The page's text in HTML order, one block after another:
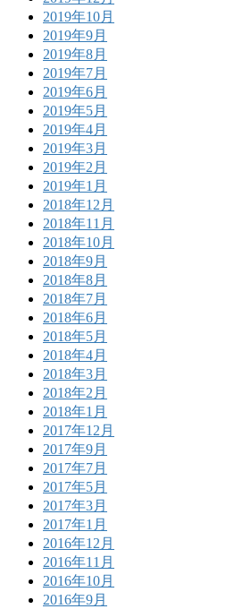
2019年10月
2019年9月
2019年8月
2019年7月
2019年6月
2019年5月
2019年4月
2019年3月
2019年2月
2019年1月
2018年12月
2018年11月
2018年10月
2018年9月
2018年8月
2018年7月
2018年6月
2018年5月
2018年4月
2018年3月
2018年2月
2018年1月
2017年12月
2017年9月
2017年7月
2017年5月
2017年3月
2017年1月
2016年12月
2016年11月
2016年10月
2016年9月